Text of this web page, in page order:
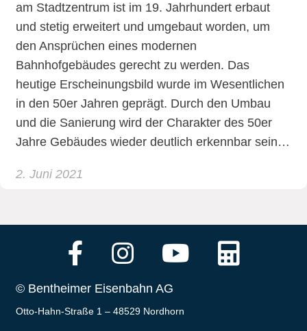
am Stadtzentrum ist im 19. Jahrhundert erbaut
und stetig erweitert und umgebaut worden, um
den Ansprüchen eines modernen
Bahnhofgebäudes gerecht zu werden. Das
heutige Erscheinungsbild wurde im Wesentlichen
in den 50er Jahren geprägt. Durch den Umbau
und die Sanierung wird der Charakter des 50er
Jahre Gebäudes wieder deutlich erkennbar sein…
2. Juni 2021
© Bentheimer Eisenbahn AG
Otto-Hahn-Straße 1 – 48529 Nordhorn